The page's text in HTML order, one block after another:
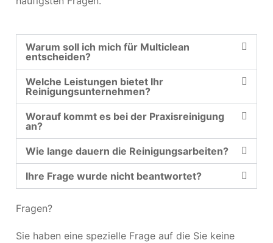
Warum soll ich mich für Multiclean
entscheiden?
Welche Leistungen bietet Ihr
Reinigungsunternehmen?
Worauf kommt es bei der Praxisreinigung
an?
Wie lange dauern die Reinigungsarbeiten?
Ihre Frage wurde nicht beantwortet?
Fragen?
Sie haben eine spezielle Frage auf die Sie keine